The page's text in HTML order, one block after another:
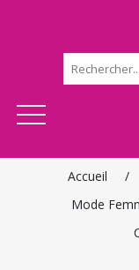
Accueil /
Mode